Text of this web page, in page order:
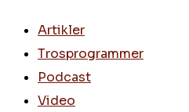
Artikler
Trosprogrammer
Podcast
Video